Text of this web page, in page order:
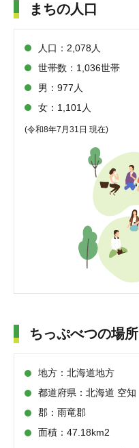
まちの人口
人口：2,078人
世帯数：1,036世帯
男：977人
女：1,101人
(令和8年7月31日 現在)
ちっぷべつの場所
地方：北海道地方
都道府県：北海道 空知
郡：雨竜郡
面積：47.18km2